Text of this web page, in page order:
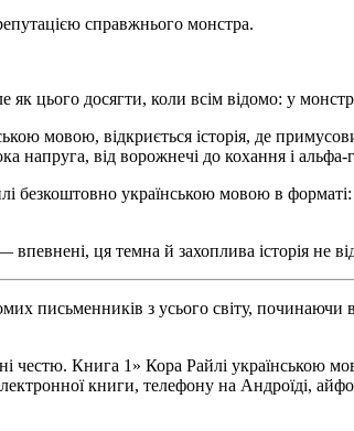
справжнього монстра.
цього досягти, коли всім відомо: у
мовою, відкриється історія, де
від ворожнечі до кохання і
безкоштовно українською мовою в
ця темна й захоплива історія не
письменників з усього світу,
Книга 1» Кора Райлі українською
книги, телефону на Андроїді,